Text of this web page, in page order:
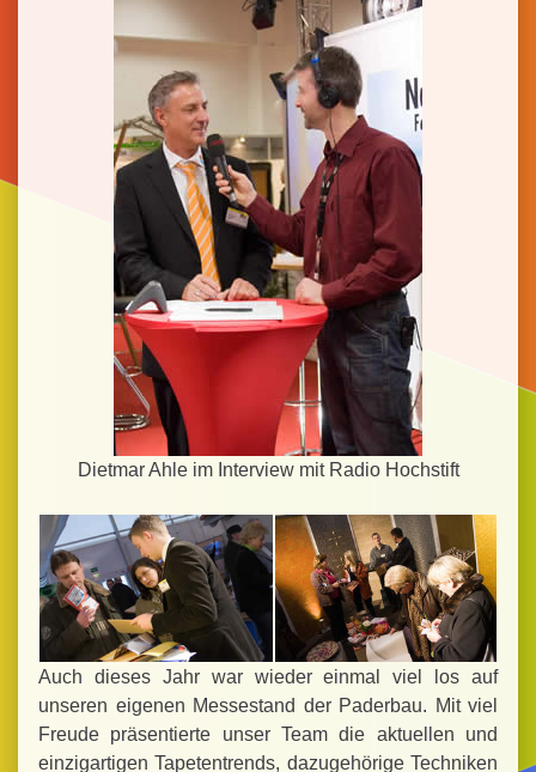
Dietmar Ahle im Interview mit Radio Hochstift
Auch dieses Jahr war wieder einmal viel los auf
unseren eigenen Messestand der Paderbau. Mit viel
Freude präsentierte unser Team die aktuellen und
einzigartigen Tapetentrends, dazugehörige Techniken